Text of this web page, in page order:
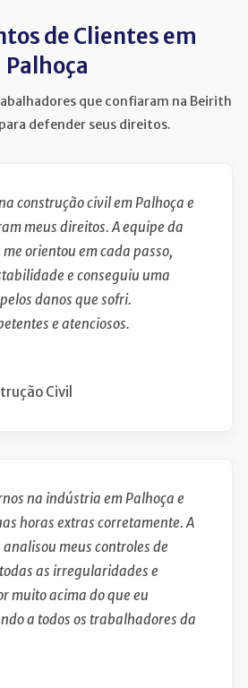
de Clientes em
Palhoça
que confiaram na Beirith
defender seus direitos.
construção civil em Palhoça e
meus direitos. A equipe da
orientou em cada passo,
e conseguiu uma
danos que sofri.
e atenciosos.
Civil
na indústria em Palhoça e
horas extras corretamente. A
meus controles de
as irregularidades e
muito acima do que eu
a todos os trabalhadores da